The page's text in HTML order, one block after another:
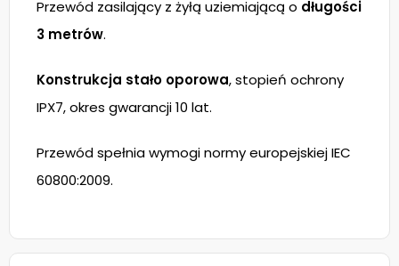
Przewód zasilający z żyłą uziemiającą o długości
3 metrów.
Konstrukcja stało oporowa, stopień ochrony
IPX7, okres gwarancji 10 lat.
Przewód spełnia wymogi normy europejskiej IEC
60800:2009.